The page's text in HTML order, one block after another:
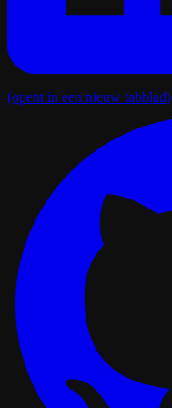
(opent in een nieuw tabblad)